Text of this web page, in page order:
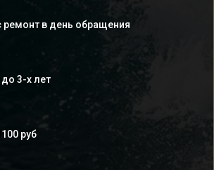
ремонт в день обращения
до 3-х лет
руб